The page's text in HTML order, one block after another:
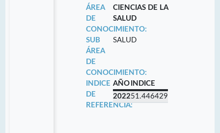
ÁREA
DE
CONOCIMIENTO:
CIENCIAS DE LA
SALUD
SUB
ÁREA
DE
CONOCIMIENTO:
SALUD
INDICE
DE
REFERENCIA:
AÑO INDICE
202251.446429